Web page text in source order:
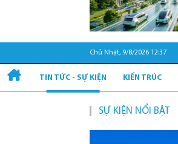
Chủ Nhật, 9/8/2026 12:37
TIN TỨC - SỰ KIỆN KIẾN TRÚC
SỰ KIỆN NỔI BẬT